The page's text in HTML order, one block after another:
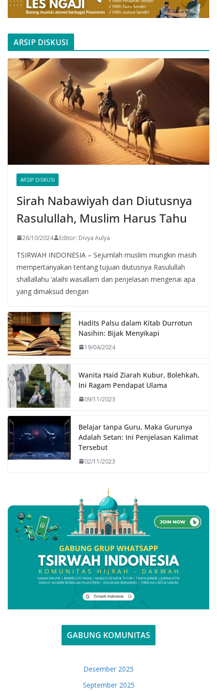
ARSIP DISKUSI
ARSIP DISKUSI
Sirah Nabawiyah dan Diutusnya
Rasulullah, Muslim Harus Tahu
26/10/2024 Editor: Divya Aulya
TSIRWAH INDONESIA – Sejumlah muslim mungkin masih
mempertanyakan tentang tujuan diutusnya Rasulullah
shallallahu ‘alaihi wasallam dan penjelasan mengenai apa
yang dimaksud dengan
Hadits Palsu dalam Kitab Durrotun
Nasihin: Bijak Menyikapi
19/04/2024
Wanita Haid Ziarah Kubur, Bolehkah,
Ini Ragam Pendapat Ulama
09/11/2023
Belajar tanpa Guru, Maka Gurunya
Adalah Setan: Ini Penjelasan Kalimat
Tersebut
02/11/2023
GABUNG KOMUNITAS
Desember 2025
September 2025